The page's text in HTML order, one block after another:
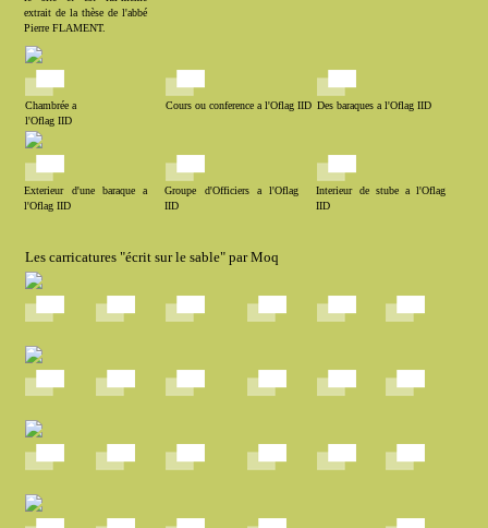
extrait de la thèse de l'abbé
Pierre FLAMENT.
Chambrée a
l'Oflag IID
Cours ou conference a l'Oflag IID Des baraques a l'Oflag IID
Exterieur d'une baraque a
l'Oflag IID
Groupe d'Officiers a l'Oflag
IID
Interieur de stube a l'Oflag
IID
Les carricatures "écrit sur le sable" par Moq